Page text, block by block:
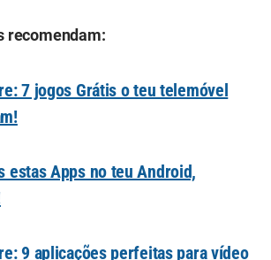
recomendam:
7 jogos Grátis o teu telemóvel
estas Apps no teu Android,
9 aplicações perfeitas para vídeo